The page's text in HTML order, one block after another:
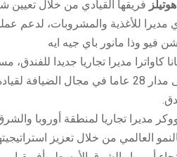
فريقها القيادي من خلال تعيين
مديرا للأغذية والمشروبات، لدعم
فيو وذا مانور باي جيه ايه
كاواترا مديرا تجاريا جديدا للفندق،
خبرتها العالمية التي تمتد على مدار 28 عاما في مجال
مديرا تجاريا لمنطقة أوروبا
العالمي من خلال تعزيز